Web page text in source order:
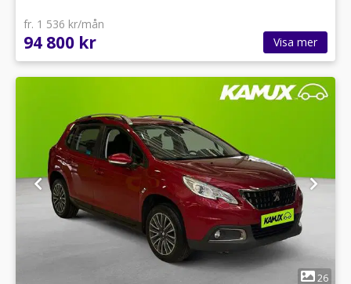
fr. 1 536 kr/mån
94 800 kr Visa mer
26